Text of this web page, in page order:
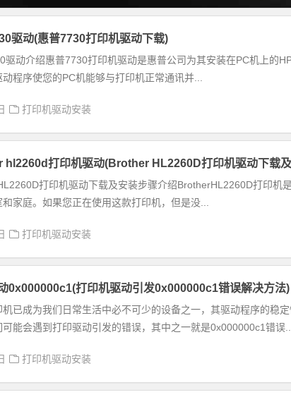
驱动(惠普7730打印机驱动下载)
驱动介绍惠普7730打印机驱动是惠普公司为其安装在PC机上的
程序使您的PC机能够与打印机正常通讯并...
打印机驱动安装
hl2260d打印机驱动(Brother HL2260D打印机驱动下载
打印机驱动下载及安装步骤介绍BrotherHL2260D打印机
和家庭。如果您正在使用这款打印机，但是没...
打印机驱动安装
0x000000c1(打印机驱动引发0x000000c1错误解决方法)
机已成为我们日常生活中必不可少的设备之一，其驱动程序的稳
可能会遇到打印驱动引发的错误，其中之一就是0x000000c1错误...
打印机驱动安装